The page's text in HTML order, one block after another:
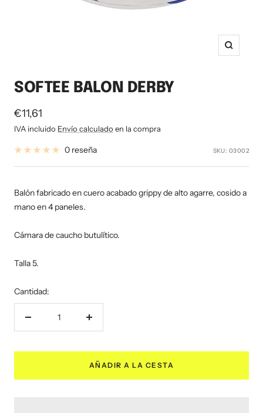
Zoom
SOFTEE BALON DERBY
Precio
de
venta
€11,61
IVA incluido Envío calculado en la compra
0 reseña SKU: 03002
Balón fabricado en cuero acabado grippy de alto agarre, cosido a
mano en 4 paneles.
Cámara de caucho butulítico.
Talla 5.
Cantidad:
Decrecer
Aumentar
AÑADIR A LA CESTA